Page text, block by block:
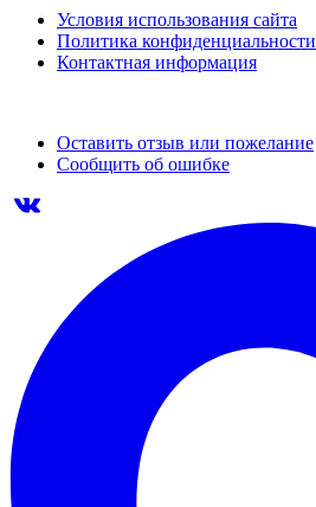
Условия использования сайта
Политика конфиденциальности
Контактная информация
Оставить отзыв или пожелание
Сообщить об ошибке